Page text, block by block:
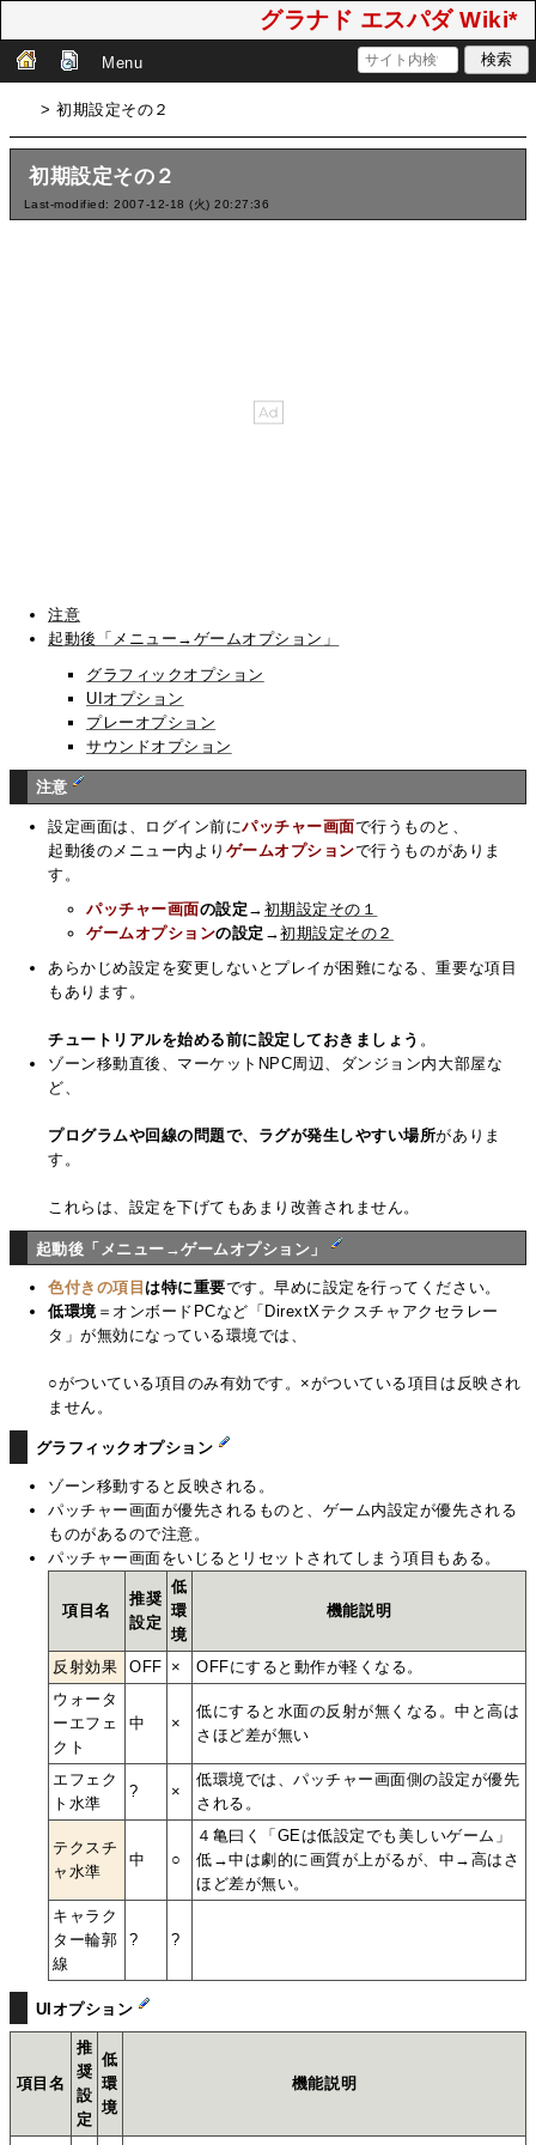
グラナド エスパダ Wiki*
Menu
> 初期設定その２
初期設定その２
Last-modified: 2007-12-18 (火) 20:27:36
注意
起動後「メニュー→ゲームオプション」
グラフィックオプション
UIオプション
プレーオプション
サウンドオプション
注意
設定画面は、ログイン前にパッチャー画面で行うものと、
起動後のメニュー内より ゲームオプションで行うものがありま
す。
パッチャー画面の設定 → 初期設定その１
ゲームオプションの設定 →初期設定その２
あらかじめ設定を変更しないとプレイが困難になる、重要な項目
もあります。
チュートリアルを始める前に設定しておきましょう 。
ゾーン移動直後、マーケットNPC周辺、ダンジョン内大部屋な
ど、
プログラムや回線の問題で、ラグが発生しやすい場所がありま
す。
これらは、設定を下げてもあまり改善されません。
起動後「メニュー→ゲームオプション」
色付きの項目 は特に重要です。早めに設定を行ってください。
低環境 ＝オンボードPCなど「DirextXテクスチャアクセラレー
タ」が無効になっている環境では、
○がついている項目のみ有効です。×がついている項目は反映され
ません。
グラフィックオプション
ゾーン移動すると反映される。
パッチャー画面が優先されるものと、ゲーム内設定が優先される
ものがあるので注意。
パッチャー画面をいじるとリセットされてしまう項目もある。
項目名
推奨
設定
低
環
境
機能説明
反射効果 OFF ×
OFFにすると動作が軽くなる。
ウォータ
ーエフェ
クト
中 ×
低にすると水面の反射が無くなる。中と高は
さほど差が無い
エフェク
ト水準
? ×
低環境では、パッチャー画面側の設定が優先
される。
テクスチ
ャ水準
中 ○
４亀曰く「GEは低設定でも美しいゲーム」
低→中は劇的に画質が上がるが、中→高はさ
ほど差が無い。
キャラク
ター輪郭
線
? ?
UIオプション
項目名
推
奨
設
定
低
環
境
機能説明